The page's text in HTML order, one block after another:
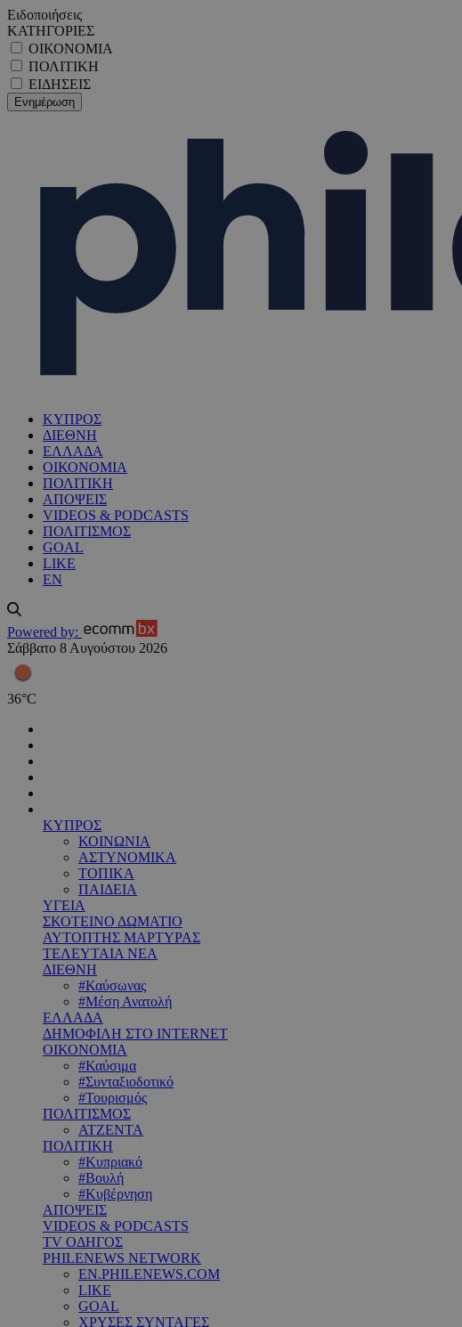
Ειδοποιήσεις
ΚΑΤΗΓΟΡΙΕΣ
ΟΙΚΟΝΟΜΙΑ
ΠΟΛΙΤΙΚΗ
ΕΙΔΗΣΕΙΣ
ΚΥΠΡΟΣ
ΔΙΕΘΝΗ
ΕΛΛΑΔΑ
ΟΙΚΟΝΟΜΙΑ
ΠΟΛΙΤΙΚΗ
ΑΠΟΨΕΙΣ
VIDEOS & PODCASTS
ΠΟΛΙΤΙΣΜΟΣ
GOAL
LIKE
EN
Powered by:
Σάββατο 8 Αυγούστου 2026
36°C
ΚΥΠΡΟΣ
ΚΟΙΝΩΝΙΑ
ΑΣΤΥΝΟΜΙΚΑ
ΤΟΠΙΚΑ
ΠΑΙΔΕΙΑ
ΥΓΕΙΑ
ΣΚΟΤΕΙΝΟ ΔΩΜΑΤΙΟ
ΑΥΤΟΠΤΗΣ ΜΑΡΤΥΡΑΣ
ΤΕΛΕΥΤΑΙΑ ΝΕΑ
ΔΙΕΘΝΗ
#Καύσωνας
#Μέση Ανατολή
ΕΛΛΑΔΑ
ΔΗΜΟΦΙΛΗ ΣΤΟ INTERNET
ΟΙΚΟΝΟΜΙΑ
#Καύσιμα
#Συνταξιοδοτικό
#Τουρισμός
ΠΟΛΙΤΙΣΜΟΣ
ΑΤΖΕΝΤΑ
ΠΟΛΙΤΙΚΗ
#Κυπριακό
#Βουλή
#Κυβέρνηση
ΑΠΟΨΕΙΣ
VIDEOS & PODCASTS
TV ΟΔΗΓΟΣ
PHILENEWS NETWORK
EN.PHILENEWS.COM
LIKE
GOAL
ΧΡΥΣΕΣ ΣΥΝΤΑΓΕΣ